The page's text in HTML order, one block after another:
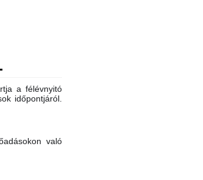
a félévnyitó
időpontjáról.
való